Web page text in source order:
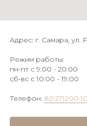
Адрес: г. Самара, ул.
Режим работы:
пн-пт с 9:00 - 20:00
сб-вс с 10:00 - 19:00
Телефон: 8(927)200-